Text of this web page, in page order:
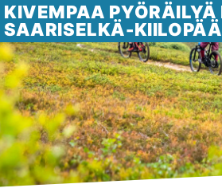
KIVEMPAA PYÖRÄILYÄ
SAARISELKÄ-KIILOPÄÄ